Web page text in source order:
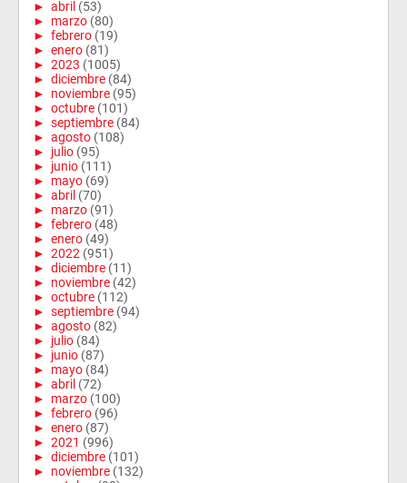
► abril (53)
► marzo (80)
► febrero (19)
► enero (81)
► 2023 (1005)
► diciembre (84)
► noviembre (95)
► octubre (101)
► septiembre (84)
► agosto (108)
► julio (95)
► junio (111)
► mayo (69)
► abril (70)
► marzo (91)
► febrero (48)
► enero (49)
► 2022 (951)
► diciembre (11)
► noviembre (42)
► octubre (112)
► septiembre (94)
► agosto (82)
► julio (84)
► junio (87)
► mayo (84)
► abril (72)
► marzo (100)
► febrero (96)
► enero (87)
► 2021 (996)
► diciembre (101)
► noviembre (132)